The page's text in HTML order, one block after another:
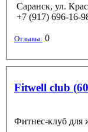
Саранск, ул.
+7 (917) 696-16-
Отзывы: 0
Fitwell club
Фитнес-клуб для